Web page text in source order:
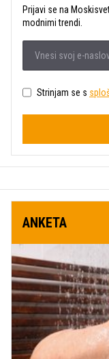
Prijavi se na
modnimi trendi.
Strinjam se s
ANKETA